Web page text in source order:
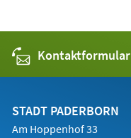
Kontaktformular
STADT PADERBORN
Am Hoppenhof 33